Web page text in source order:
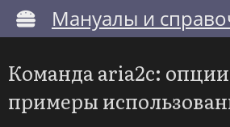
Мануалы и
Команда aria2c:
примеры